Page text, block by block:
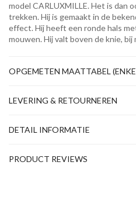
model CARLUXMILLE. Het is dan
trekken. Hij is gemaakt in de
effect. Hij heeft een ronde hals
mouwen. Hij valt boven de knie, bij
OPGEMETEN MAATTABEL
LEVERING & RETOURNEREN
DETAIL INFORMATIE
PRODUCT REVIEWS